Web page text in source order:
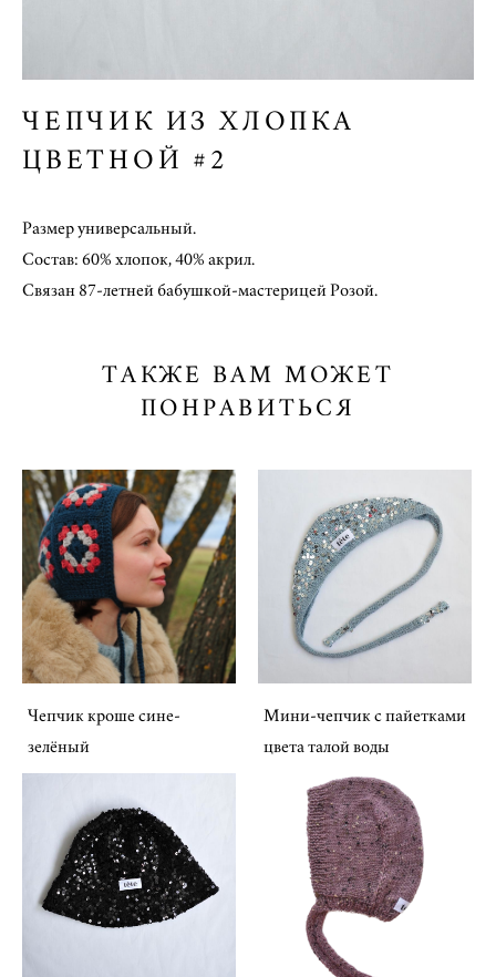
ЧЕПЧИК ИЗ ХЛОПКА
ЦВЕТНОЙ #2
Размер универсальный.
Состав: 60% хлопок, 40% акрил.
Связан 87-летней бабушкой-мастерицей Розой.
ТАКЖЕ ВАМ МОЖЕТ
ПОНРАВИТЬСЯ
Чепчик кроше сине-
зелёный
Мини-чепчик с пайетками
цвета талой воды